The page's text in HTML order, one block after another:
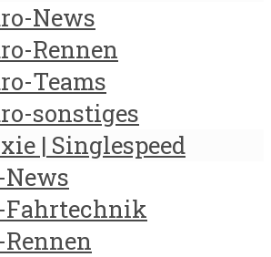
News
Rennen
Teams
sonstiges
| Singlespeed
Fahrtechnik